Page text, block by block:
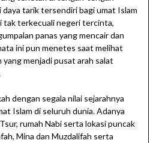
daya tarik tersendiri bagi umat Islam
tak terkecuali negeri tercinta,
panas yang mencair dan
ini pun menetes saat melihat
menjadi pusat arah salat
dengan segala nilai sejarahnya
Islam di seluruh dunia. Adanya
rumah Nabi serta lokasi puncak
Mina dan Muzdalifah serta